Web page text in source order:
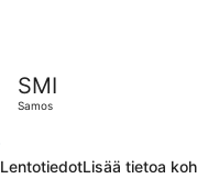
SMI
Samos
LentotiedotLisää tietoa